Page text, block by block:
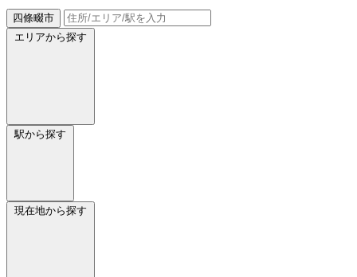
四條畷市
エリアから探す
駅から探す
現在地から探す